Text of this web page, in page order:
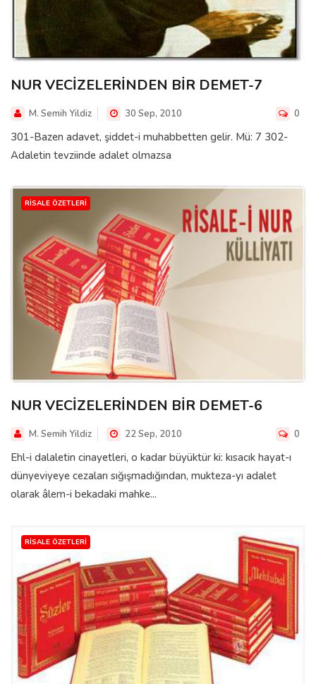
NUR VECİZELERİNDEN BİR DEMET-7
M. Semih Yildiz 30 Sep, 2010 0
301-Bazen adavet, şiddet-i muhabbetten gelir. Mü: 7 302-
Adaletin tevziinde adalet olmazsa
RISALE ÖZETLERI
NUR VECİZELERİNDEN BİR DEMET-6
M. Semih Yildiz 22 Sep, 2010 0
Ehl-i dalaletin cinayetleri, o kadar büyüktür ki: kısacık hayat-ı
dünyeviyeye cezaları sığışmadığından, mukteza-yı adalet
olarak âlem-i bekadaki mahke...
RISALE ÖZETLERI